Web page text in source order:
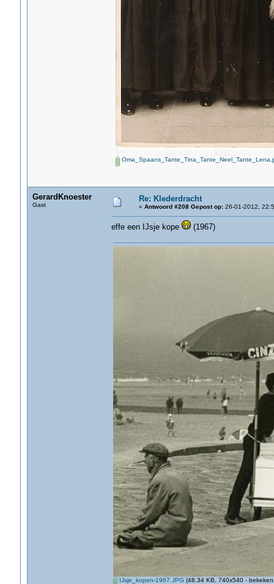
GerardKnoester
Gast
Re: Klederdracht
« Antwoord #208 Gepost op:26-01-2012,
effe een IJsje kope (1967)
IJsje_kopen-1967.JPG (48.34 KB, 740x540 -